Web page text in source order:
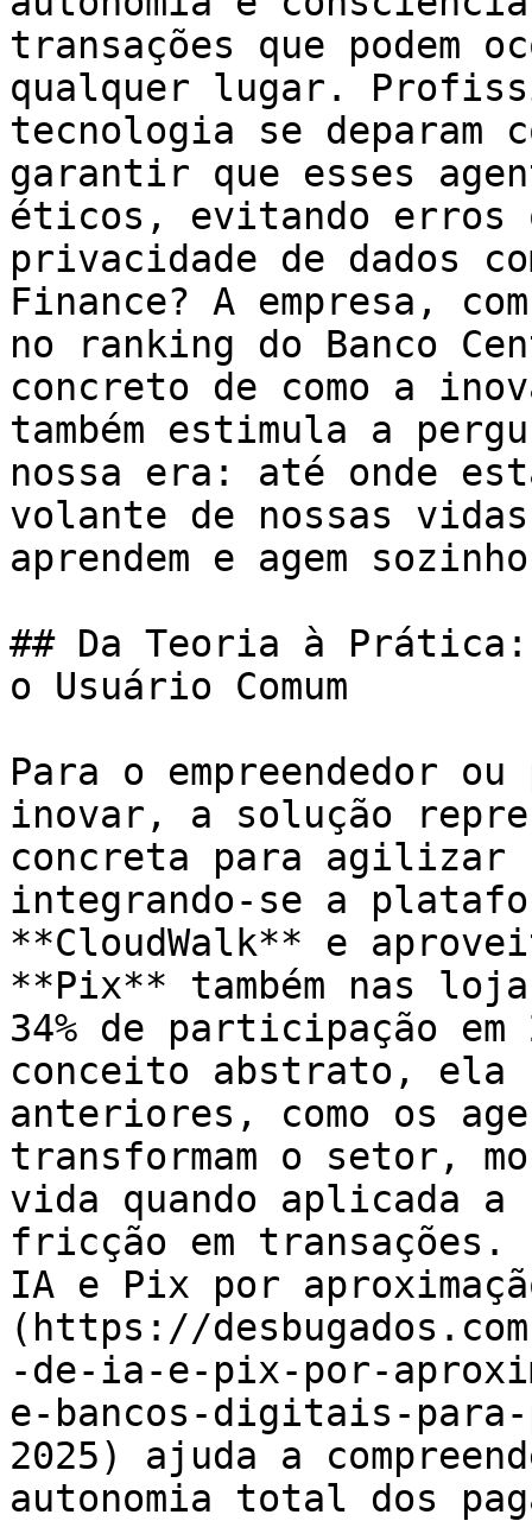
transações que podem
qualquer lugar.
tecnologia se deparam
garantir que esses
éticos, evitando erros
privacidade de dados
Finance? A empresa,
no ranking do Banco
concreto de como a
também estimula a
nossa era: até onde
volante de nossas
aprendem e agem
## Da Teoria à
o Usuário Comum
Para o empreendedor
inovar, a solução
concreta para agilizar
integrando-se a
**CloudWalk** e
**Pix** também nas
34% de participação em
conceito abstrato, ela
anteriores, como os
transformam o setor,
vida quando aplicada a
fricção em transações.
IA e Pix por
(https://
-de-ia-e-pix-por-
e-bancos-digitais-
2025) ajuda a
autonomia total dos